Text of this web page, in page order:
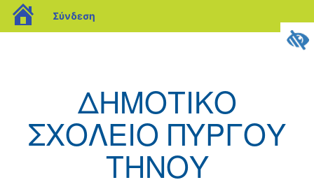
blogs.sch.gr
Σύνδεση
ΔΗΜΟΤΙΚΟ
ΣΧΟΛΕΙΟ ΠΥΡΓΟΥ
ΤΗΝΟΥ